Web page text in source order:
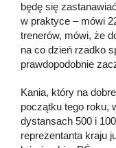
będę się
w praktyce – mówi
trenerów, mówi, że
na co dzień rzadko
prawdopodobnie
Kania, który na
początku tego roku,
dystansach 500 i
reprezentanta kraju